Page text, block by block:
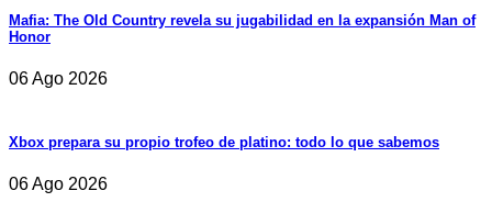
Mafia: The Old Country revela su jugabilidad en la expansión Man of
Honor
06 Ago 2026
Xbox prepara su propio trofeo de platino: todo lo que sabemos
06 Ago 2026